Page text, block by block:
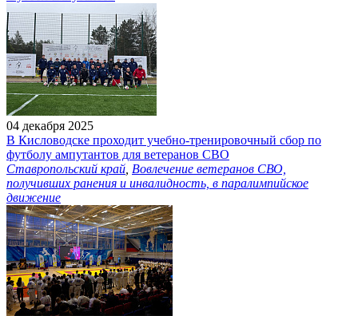
04 декабря 2025
В Кисловодске проходит учебно-тренировочный сбор по
футболу ампутантов для ветеранов СВО
Ставропольский край Вовлечение ветеранов СВО,
получивших ранения и инвалидность, в паралимпийское
движение